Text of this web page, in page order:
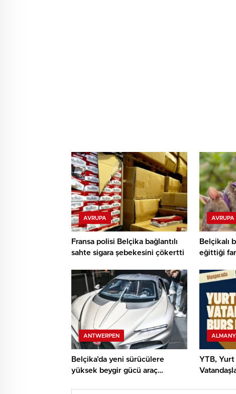
AVRUPA
Fransa polisi Belçika bağlantılı
sahte sigara şebekesini çökertti
AVRUPA
Belçikalı
eğittiği
ANTWERPEN
Belçika’da yeni sürücülere
yüksek beygir gücü araç
YTB, Yurt